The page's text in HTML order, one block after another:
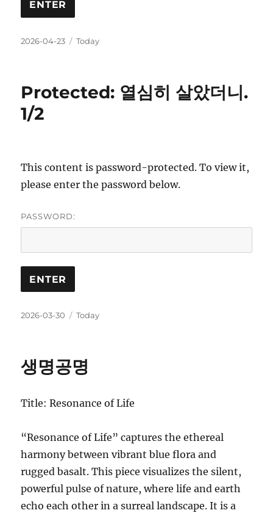
Posted
2026-04-23 Categories
Today
Protected: 열심히 살았더니.
1/2
This content is password-protected. To view it,
please enter the password below.
PASSWORD:
Posted
2026-03-30 Categories
Today
생명공명
Title: Resonance of Life
“Resonance of Life” captures the ethereal
harmony between vibrant blue flora and
rugged basalt. This piece visualizes the silent,
powerful pulse of nature, where life and earth
echo each other in a surreal landscape. It is a